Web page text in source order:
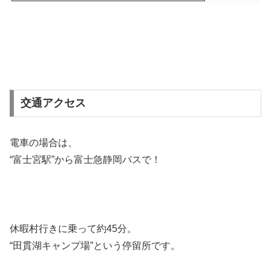
交通アクセス
電車の場合は、
“富士宮駅”から富士急静岡バスで！
休暇村行きに乗って約45分。
“田貫湖キャンプ場”という停留所です。